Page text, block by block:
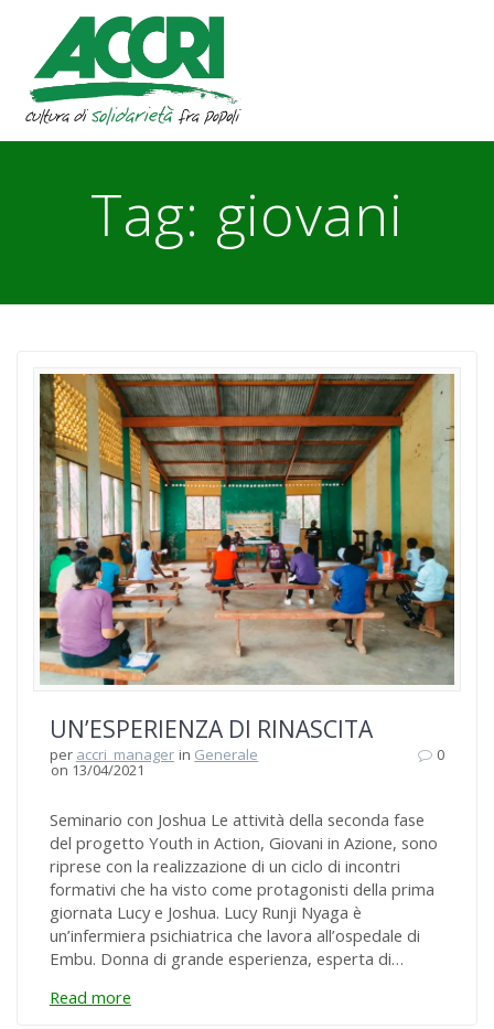
Tag: giovani
UN’ESPERIENZA DI RINASCITA
per accri_manager in Generale
on 13/04/2021
0
Seminario con Joshua Le attività della seconda fase
del progetto Youth in Action, Giovani in Azione, sono
riprese con la realizzazione di un ciclo di incontri
formativi che ha visto come protagonisti della prima
giornata Lucy e Joshua. Lucy Runji Nyaga è
un’infermiera psichiatrica che lavora all’ospedale di
Embu. Donna di grande esperienza, esperta di…
Read more